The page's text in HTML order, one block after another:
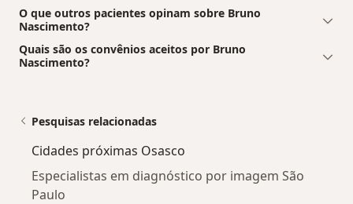
O que outros pacientes opinam sobre Bruno
Nascimento?
Quais são os convênios aceitos por Bruno
Nascimento?
Pesquisas relacionadas
Cidades próximas Osasco
Especialistas em diagnóstico por imagem São
Paulo